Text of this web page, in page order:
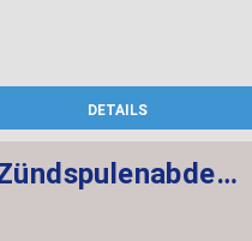
DETAILS
Zündspulenabdeckung